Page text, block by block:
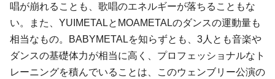
唱が崩れることも、歌唱のエネルギーが落ちることもな
い。また、YUIMETALとMOAMETALのダンスの運動量も
相当なもの。BABYMETALを知らずとも、3人とも音楽や
ダンスの基礎体力が相当に高く、プロフェッショナルなト
レーニングを積んでいることは、このウェンブリー公演の